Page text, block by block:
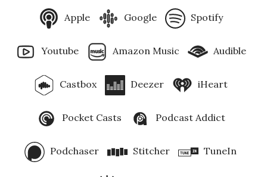
Apple Google Spotify
Youtube Amazon Music Audible
Castbox Deezer iHeart
Pocket Casts Podcast Addict
Podchaser Stitcher TuneIn